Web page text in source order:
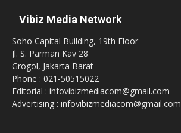
Vibiz Media Network
Soho Capital Building, 19th Floor
Jl. S. Parman Kav 28
Grogol, Jakarta Barat
Phone : 021-50515022
Editorial : infovibizmediacom@gmail.com
Advertising : infovibizmediacom@gmail.com